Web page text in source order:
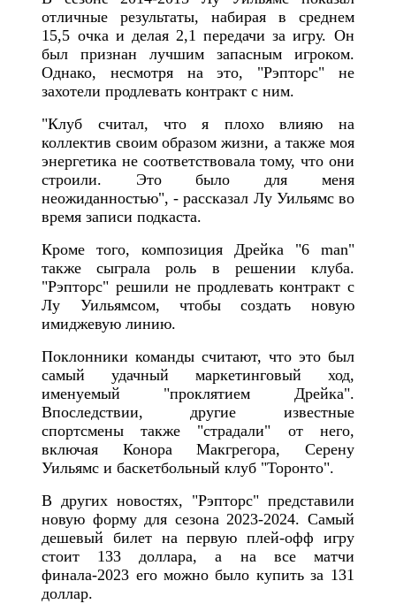
отличные результаты, набирая в среднем
15,5 очка и делая 2,1 передачи за игру. Он
был признан лучшим запасным игроком.
Однако, несмотря на это, "Рэпторс" не
захотели продлевать контракт с ним.
"Клуб считал, что я плохо влияю на
коллектив своим образом жизни, а также моя
энергетика не соответствовала тому, что они
строили. Это было для меня
неожиданностью", - рассказал Лу Уильямс во
время записи подкаста.
Кроме того, композиция Дрейка "6 man"
также сыграла роль в решении клуба.
"Рэпторс" решили не продлевать контракт с
Лу Уильямсом, чтобы создать новую
имиджевую линию.
Поклонники команды считают, что это был
самый удачный маркетинговый ход,
именуемый "проклятием Дрейка".
Впоследствии, другие известные
спортсмены также "страдали" от него,
включая Конора Макгрегора, Серену
Уильямс и баскетбольный клуб "Торонто".
В других новостях, "Рэпторс" представили
новую форму для сезона 2023-2024. Самый
дешевый билет на первую плей-офф игру
стоит 133 доллара, а на все матчи
финала-2023 его можно было купить за 131
доллар.